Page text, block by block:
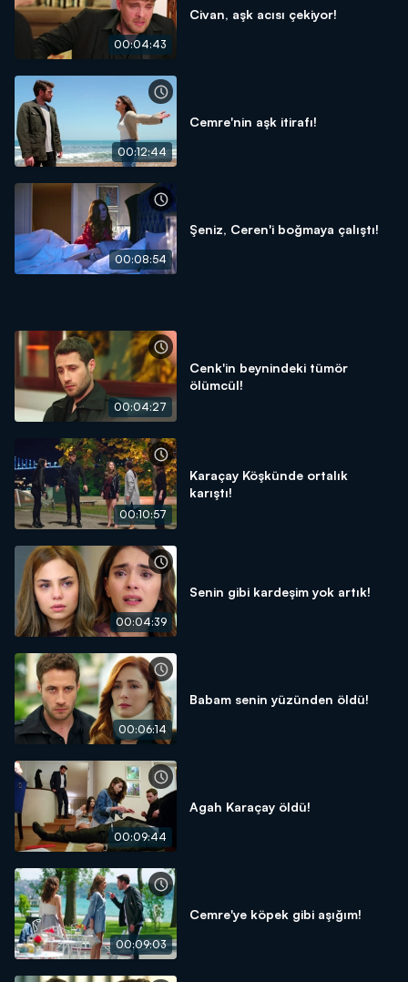
00:04:43
Civan, aşk acısı çekiyor!
00:12:44
Cemre'nin aşk itirafı!
00:08:54
Şeniz, Ceren'i boğmaya çalıştı!
00:04:27
Cenk'in beynindeki tümör
ölümcül!
00:10:57
Karaçay Köşkünde ortalık
karıştı!
00:04:39
Senin gibi kardeşim yok artık!
00:06:14
Babam senin yüzünden öldü!
00:09:44
Agah Karaçay öldü!
00:09:03
Cemre'ye köpek gibi aşığım!